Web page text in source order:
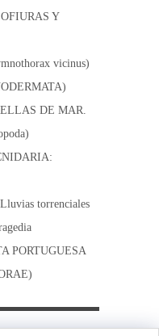
Y
vicinus)
DE MAR.
torrenciales
PORTUGUESA